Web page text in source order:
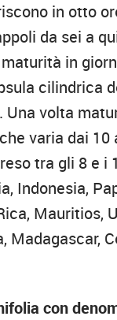
in otto
da sei a
in
cilindrica
Una volta
varia dai 10
tra gli 8 e i
Indonesia,
Mauritios,
Madagascar,
con